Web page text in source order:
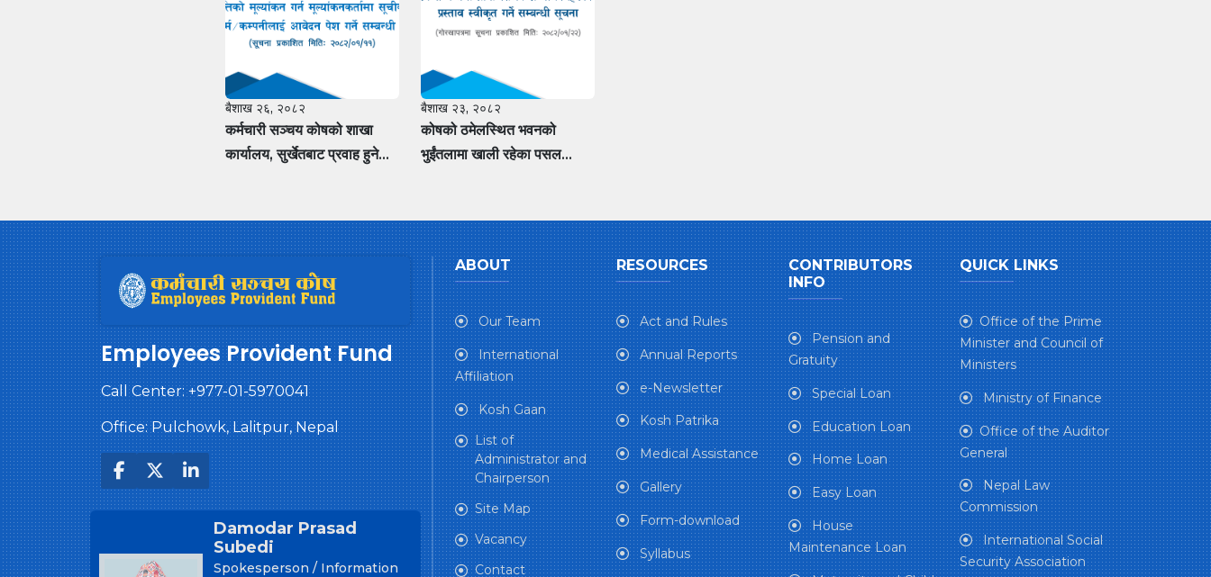
बैशाख २६, २०८२
कर्मचारी सञ्चय कोषको शाखा
कार्यालय, सुर्खेतबाट प्रवाह हुने
मूल्यांकनकर्तामा सूचीकरण हुन
फर्म÷कम्पनीलाई आवेदन पेश गर्ने
सम्बन्धी सूचना
बैशाख २३, २०८२
कोषको ठमेलस्थित भवनको
भुईंतलामा खाली रहेका पसल
आधारभूत प्रस्ताव स्वीकृत गर्ने
सम्बन्धी सूचना
Employees Provident Fund
Call Center:+977-01-5970041
Office: Pulchowk, Lalitpur, Nepal
Damodar Prasad
Subedi
Spokesperson / Information
ABOUT
Our Team
International
Affiliation
Kosh Gaan
List of
Administrator and
Chairperson
Site Map
Vacancy
Contact
RESOURCES
Act and Rules
Annual Reports
e-Newsletter
Kosh Patrika
Medical Assistance
Gallery
Form-download
Syllabus
CONTRIBUTORS
INFO
Pension and
Gratuity
Special Loan
Education Loan
Home Loan
Easy Loan
House
Maintenance Loan
QUICK LINKS
Office of the Prime
Minister and Council of
Ministers
Ministry of Finance
Office of the Auditor
General
Nepal Law
Commission
International Social
Security Association